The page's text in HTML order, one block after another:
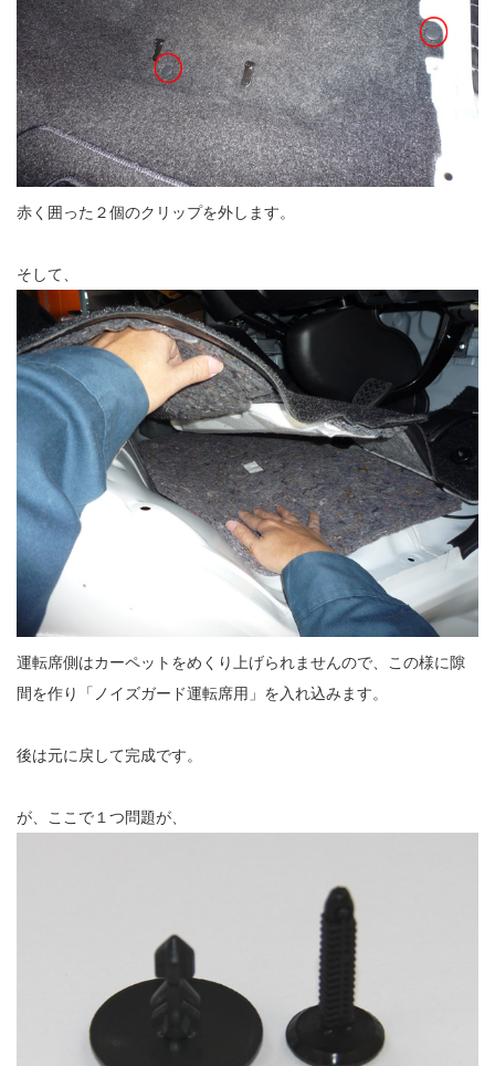
赤く囲った２個のクリップを外します。
そして、
運転席側はカーペットをめくり上げられませんので、この様に隙
間を作り「ノイズガード運転席用」を入れ込みます。
後は元に戻して完成です。
が、ここで１つ問題が、